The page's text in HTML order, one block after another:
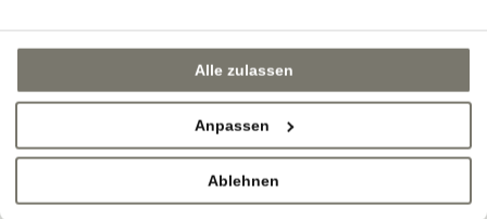
Alle zulassen
Anpassen
Ablehnen
nalReferr Platform Nutzer die
Website erreicht
hat, indem seine
letzte URL-
Adresse
registriert wird.
ndig